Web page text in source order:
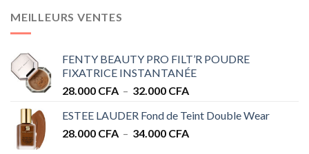
MEILLEURS VENTES
FENTY BEAUTY PRO FILT’R POUDRE
FIXATRICE INSTANTANÉE
28.000 CFA – 32.000 CFAPlage
prix :
28.000 CFA
ESTEE LAUDER Fond de Teint Double Wear
28.000 CFA – 34.000 CFAPlage